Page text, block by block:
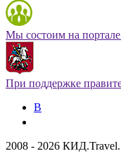
Мы состоим на
При поддержке
В
2008 - 2026